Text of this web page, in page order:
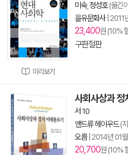
미리보기
미숙, 정성호(옮긴
을유문화사| 2011
23,400원 (10%
구판절판
사회사상과 정
서 10
앤드류 헤이우드(
오름| 2014년 01월
20,700원 (10%